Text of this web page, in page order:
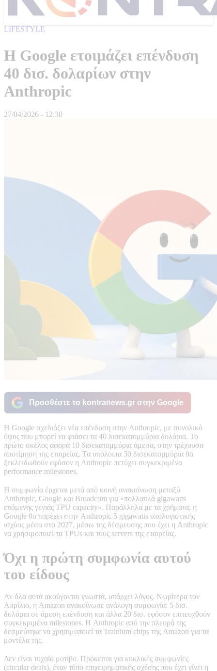
LIFESTYLE
Η Google ετοιμάζει επένδυση
40 δισ. δολαρίων στην
Anthropic
27/04/2026 - 12:30
Προσθέστε το kontranews.gr στην Google
Η Google σχεδιάζει νέα επένδυση στην Anthropic, με συνολικό
ύψος που μπορεί να φτάσει τα 40 δισεκατομμύρια δολάρια. Το
πρώτο σκέλος αφορά 10 δισεκατομμύρια άμεσα, στην τρέχουσα
αποτίμηση της εταιρείας. Τα υπόλοιπα 30 δισεκατομμύρια θα
ξεκλειδωθούν εφόσον η Anthropic πετύχει συγκεκριμένα
performance milestones.
Η συμφωνία έρχεται μετά από κοινή ανακοίνωση μεταξύ
Anthropic, Google και Broadcom για «πολλαπλά gigawatts
επόμενης γενιάς TPU capacity». Παράλληλα με τα χρήματα, η
Google θα παρέχει στην Anthropic 5 gigawatts υπολογιστικής
ισχύος μέσα στο 2027, μέσω της δέσμευσης που έχει η Anthropic
να χρησιμοποιεί τα TPUs και τους servers της εταιρείας.
Όχι η πρώτη συμφωνία αυτού
του είδους
Αν όλα αυτά ακούγονται γνωστά, υπάρχει λόγος. Νωρίτερα τον
Απρίλιο, η Amazon ανακοίνωσε ανάλογη συμφωνία: 5 δισ.
δολάρια σε άμεση επένδυση και άλλα 20 δισ. εφόσον επιτευχθούν
συγκεκριμένα milestones. Η Anthropic από την πλευρά της
δεσμεύτηκε να χρησιμοποιεί τα Trainium chips της Amazon για τα
μοντέλα της.
Δεν είναι τυχαίο μοτίβο. Πρόκειται για κυκλικές συμφωνίες
(circular deals), έναν τύπο επιχειρηματικής σχέσης που έχει γίνει η